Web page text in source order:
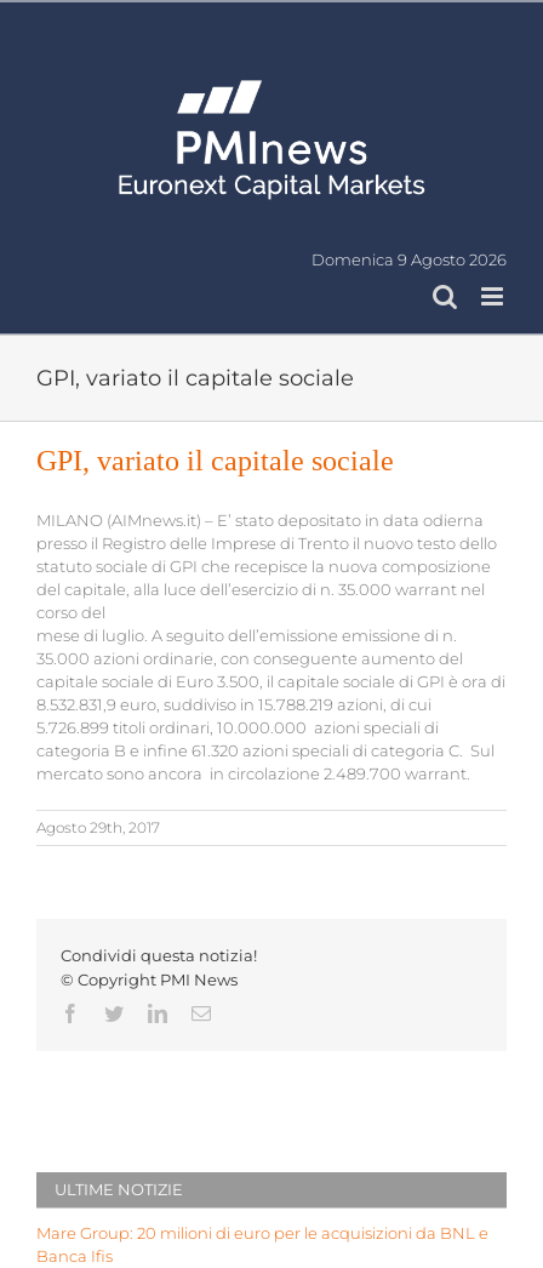
Domenica 9 Agosto 2026
GPI, variato il capitale sociale
GPI, variato il capitale sociale
MILANO (AIMnews.it) – E’ stato depositato in data odierna
presso il Registro delle Imprese di Trento il nuovo testo dello
statuto sociale di GPI che recepisce la nuova composizione
del capitale, alla luce dell’esercizio di n. 35.000 warrant nel
corso del
mese di luglio. A seguito dell’emissione emissione di n.
35.000 azioni ordinarie, con conseguente aumento del
capitale sociale di Euro 3.500, il capitale sociale di GPI è ora di
8.532.831,9 euro, suddiviso in 15.788.219 azioni, di cui
5.726.899 titoli ordinari, 10.000.000 azioni speciali di
categoria B e infine 61.320 azioni speciali di categoria C. Sul
mercato sono ancora in circolazione 2.489.700 warrant.
Agosto 29th, 2017
Condividi questa notizia!
© Copyright PMI News
Facebook
TwitterLinkedInEmail
ULTIME NOTIZIE
Mare Group: 20 milioni di euro per le acquisizioni da BNL e
Banca Ifis